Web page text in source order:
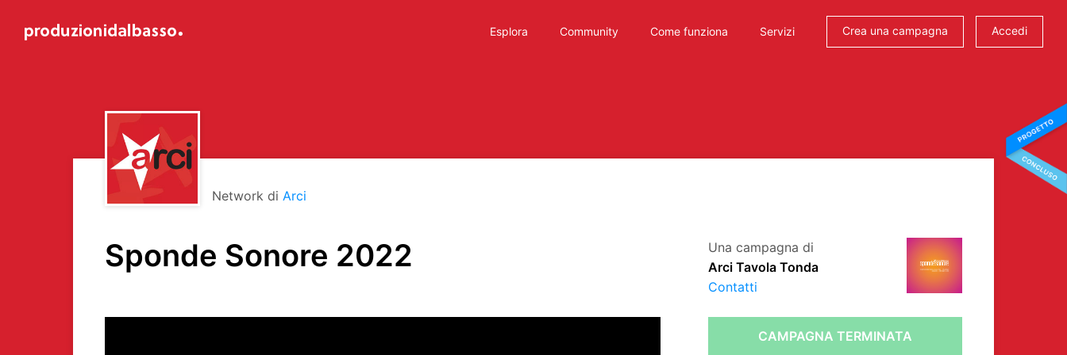
Esplora Community Come funziona Servizi Crea una campagna Accedi
Network di Arci
Sponde Sonore 2022
Una campagna di
Arci Tavola Tonda
Contatti
CAMPAGNA TERMINATA